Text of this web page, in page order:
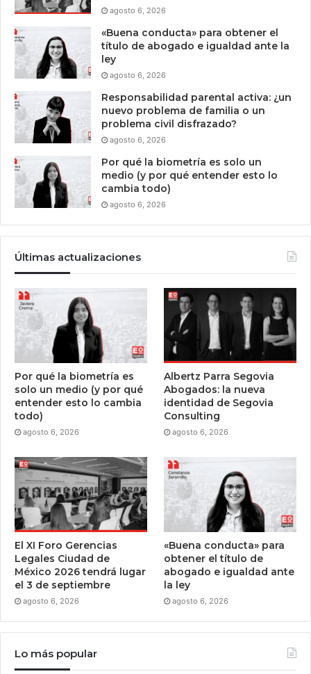
agosto 6, 2026
«Buena conducta» para obtener el
título de abogado e igualdad ante la
ley
agosto 6, 2026
Responsabilidad parental activa: ¿un
nuevo problema de familia o un
problema civil disfrazado?
agosto 6, 2026
Por qué la biometría es solo un
medio (y por qué entender esto lo
cambia todo)
agosto 6, 2026
Últimas actualizaciones
Por qué la biometría es
solo un medio (y por qué
entender esto lo cambia
todo)
agosto 6, 2026
Albertz Parra Segovia
Abogados: la nueva
identidad de Segovia
Consulting
agosto 6, 2026
El XI Foro Gerencias
Legales Ciudad de
México 2026 tendrá lugar
el 3 de septiembre
agosto 6, 2026
«Buena conducta» para
obtener el título de
abogado e igualdad ante
la ley
agosto 6, 2026
Lo más popular